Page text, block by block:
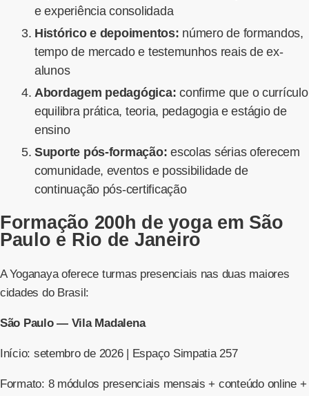
e experiência consolidada
Histórico e depoimentos: número de formandos,
tempo de mercado e testemunhos reais de ex-
alunos
Abordagem pedagógica: confirme que o currículo
equilibra prática, teoria, pedagogia e estágio de
ensino
Suporte pós-formação: escolas sérias oferecem
comunidade, eventos e possibilidade de
continuação pós-certificação
Formação 200h de yoga em São
Paulo e Rio de Janeiro
A Yoganaya oferece turmas presenciais nas duas maiores
cidades do Brasil:
São Paulo — Vila Madalena
Início: setembro de 2026 | Espaço Simpatia 257
Formato: 8 módulos presenciais mensais + conteúdo online +